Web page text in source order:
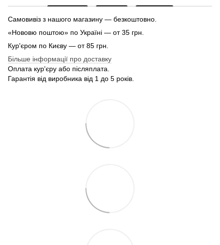
Самовивіз з нашого магазину — безкоштовно.
«Нововю поштою» по Україні — от 35 грн.
Кур'єром по Києву — от 85 грн.
Більше інформації про доставку
Оплата кур'єру або післяплата.
Гарантія від виробника від 1 до 5 років.